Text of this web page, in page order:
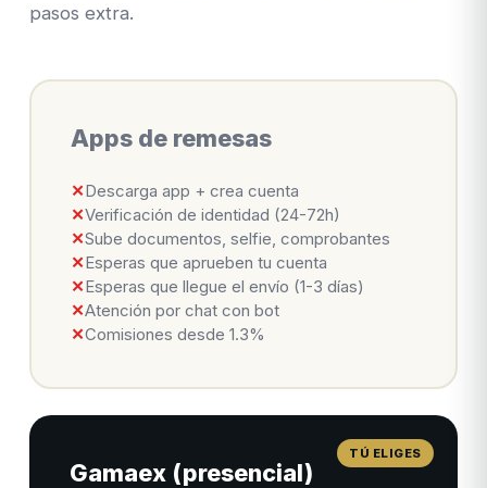
pasos extra.
Apps de remesas
✕ Descarga app + crea cuenta
✕Verificación de identidad (24-72h)
✕Sube documentos, selfie, comprobantes
✕ Esperas que aprueben tu cuenta
✕ Esperas que llegue el envío (1-3 días)
✕Atención por chat con bot
✕Comisiones desde 1.3%
Gamaex (presencial)